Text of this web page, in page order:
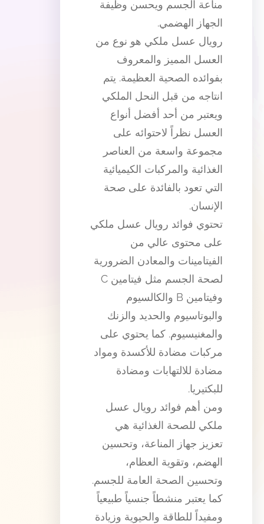
مناعة الجسم ويحسن وظيفة
الجهاز الهضمي.
رويال عسل ملكي هو نوع من
العسل المميز والمعروف
بفوائده الصحية العظيمة. يتم
انتاجه من قبل النحل الملكي
ويعتبر من أحد أفضل أنواع
العسل نظراً لاحتوائه على
مجموعة واسعة من العناصر
الغذائية والمركبات الكيميائية
التي تعود بالفائدة على صحة
الإنسان.
تحتوي فوائد رويال عسل ملكي
على محتوى عالي من
الفيتامينات والمعادن الضرورية
لصحة الجسم مثل فيتامين C
وفيتامين B والكالسيوم
والبوتاسيوم والحديد والزنك
والمغنيسيوم. كما يحتوي على
مركبات مضادة للأكسدة ومواد
مضادة للالتهابات ومضادة
للبكتيريا.
ومن أهم فوائد رويال عسل
ملكي للصحة الغذائية هي
تعزيز جهاز المناعة، وتحسين
الهضم، وتقوية العظام،
وتحسين الصحة العامة للجسم.
كما يعتبر منشطاً جنسياً طبيعياً
ومفيداً للطاقة والحيوية وزيادة